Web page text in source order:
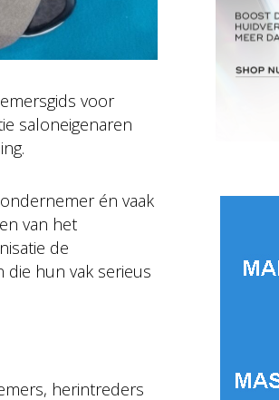
voor
saloneigenaren
én vaak
van het
de
hun vak serieus
herintreders